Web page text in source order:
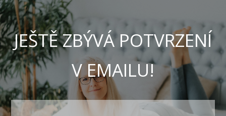
JEŠTĚ ZBÝVÁ POTVRZENÍ
V EMAILU!